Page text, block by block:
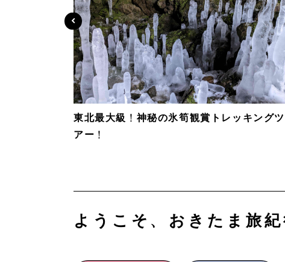
東北最大級！神秘の氷筍観賞トレッキングツ
アー！
ようこそ、おきたま旅紀